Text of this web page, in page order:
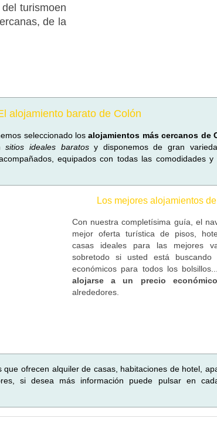
turismoen
de la
alojamiento barato de Colón
seleccionado losalojamientos más cercanos de
sitios ideales baratosy disponemos de gran
equipados con todas las comodidades y
Los mejores alojamientos
Con nuestra completísima guía, el
mejor oferta turística de pisos,
casas ideales para las mejores
sobretodo si usted está buscando
económicos para todos los
alojarse a un precio
alrededores.
ofrecen alquiler de casas, habitaciones de hotel,
si desea más información puede pulsar en